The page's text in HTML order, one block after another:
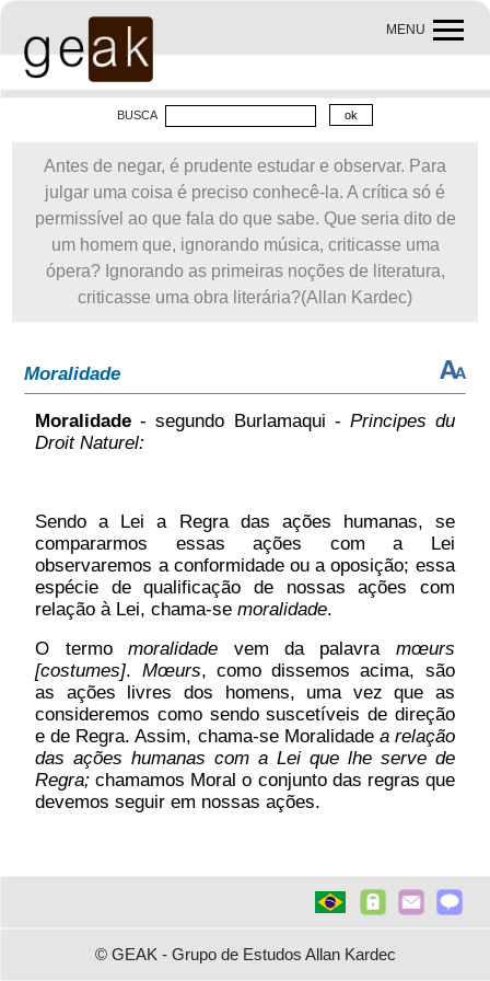
MENU
BUSCA
Antes de negar, é prudente estudar e observar. Para
julgar uma coisa é preciso conhecê-la. A crítica só é
permissível ao que fala do que sabe. Que seria dito de
um homem que, ignorando música, criticasse uma
ópera? Ignorando as primeiras noções de literatura,
criticasse uma obra literária?(Allan Kardec)
Moralidade
Moralidade - segundo Burlamaqui - Principes du
Droit Naturel:
Sendo a Lei a Regra das ações humanas, se
compararmos essas ações com a Lei
observaremos a conformidade ou a oposição; essa
espécie de qualificação de nossas ações com
relação à Lei, chama-semoralidade.
O termomoralidade vem da palavra mœurs
[costumes]. Mœurs, como dissemos acima, são
as ações livres dos homens, uma vez que as
consideremos como sendo suscetíveis de direção
e de Regra. Assim, chama-se Moralidade a relação
das ações humanas com a Lei que lhe serve de
Regra;chamamos Moral o conjunto das regras que
devemos seguir em nossas ações.
© GEAK - Grupo de Estudos Allan Kardec